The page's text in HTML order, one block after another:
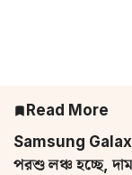
Read More
Samsung
পরশু লঞ্চ হচ্ছে,